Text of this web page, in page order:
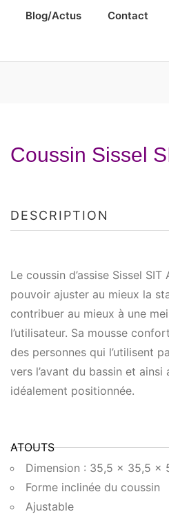
Blog/Actus Contact
Coussin Sissel
DESCRIPTION
Le coussin d’assise Sissel
pouvoir ajuster au mieux la
contribuer au mieux à une
l’utilisateur. Sa mousse
des personnes qui l’utilisent
vers l’avant du bassin et
idéalement positionnée.
ATOUTS
Dimension : 35,5 x 35,5 x
Forme inclinée du coussin
Ajustable